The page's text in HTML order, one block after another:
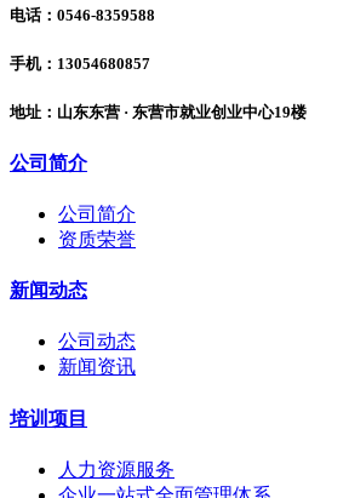
电话：0546-8359588
手机：13054680857
地址：山东东营 · 东营市就业创业中心19楼
公司简介
公司简介
资质荣誉
新闻动态
公司动态
新闻资讯
培训项目
人力资源服务